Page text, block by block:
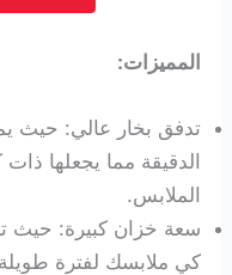
المميزات:
الدقيقة مما يجعلها
الملابس.
كي ملابسك لفترة طويلة